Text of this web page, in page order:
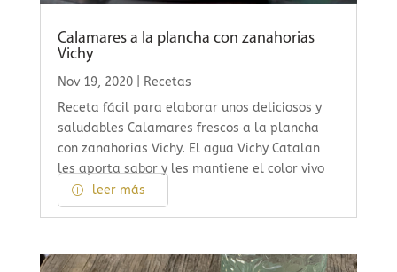
Calamares a la plancha con zanahorias
Vichy
Nov 19, 2020|
Recetas
Receta fácil para elaborar unos deliciosos y
saludables Calamares frescos a la plancha
con zanahorias Vichy. El agua Vichy Catalan
les aporta sabor y les mantiene el color vivo
leer más